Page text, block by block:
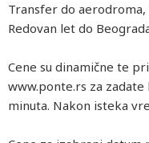
Transfer do
Redovan let do
Cene su dinamične te
www.ponte.rs za
minuta. Nakon isteka